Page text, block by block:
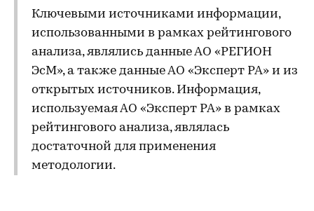
Ключевыми источниками информации,
использованными в рамках рейтингового
анализа, являлись данные АО «РЕГИОН
ЭсМ», а также данные АО «Эксперт РА» и из
открытых источников. Информация,
используемая АО «Эксперт РА» в рамках
рейтингового анализа, являлась
достаточной для применения
методологии.